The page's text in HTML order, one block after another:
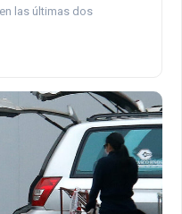
las últimas dos